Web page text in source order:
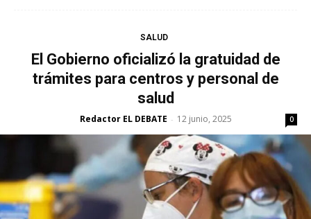
SALUD
El Gobierno oficializó la gratuidad de
trámites para centros y personal de
salud
Redactor EL DEBATE - 12 junio, 2025 0